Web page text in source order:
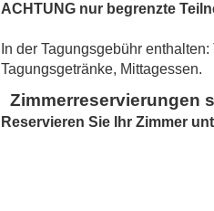
ACHTUNG nur begrenzte
In der Tagungsgebühr
Tagungsgetränke, Mittagessen.
Zimmerreservierungen
Reservieren Sie Ihr Zimmer